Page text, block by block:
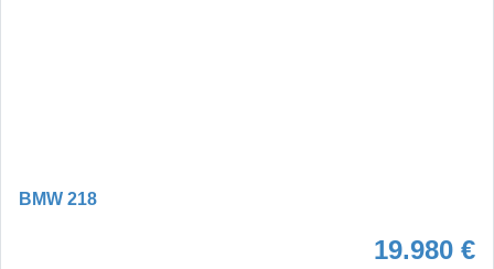
BMW 218
19.980 €